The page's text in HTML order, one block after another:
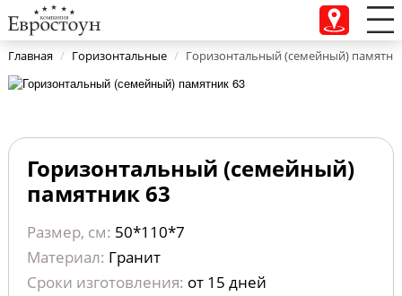
Главная / Горизонтальные / Горизонтальный (семейный)
Горизонтальный (семейный)
памятник 63
Размер, см: 50*110*7
Материал: Гранит
Сроки изготовления: от 15 дней